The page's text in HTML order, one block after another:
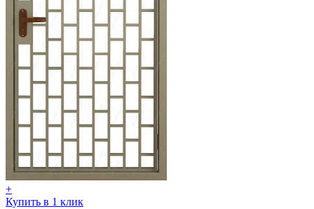
+
Купить в 1 клик